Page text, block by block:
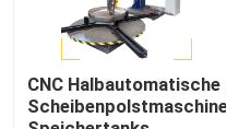
CNC Halbautomatische
Scheibenpolstmaschine